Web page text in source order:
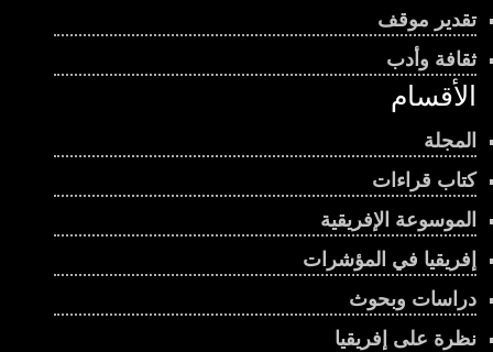
تقدير موقف
ثقافة وأدب
الأقسام
المجلة
كتاب قراءات
الموسوعة الإفريقية
إفريقيا في المؤشرات
دراسات وبحوث
نظرة على إفريقيا